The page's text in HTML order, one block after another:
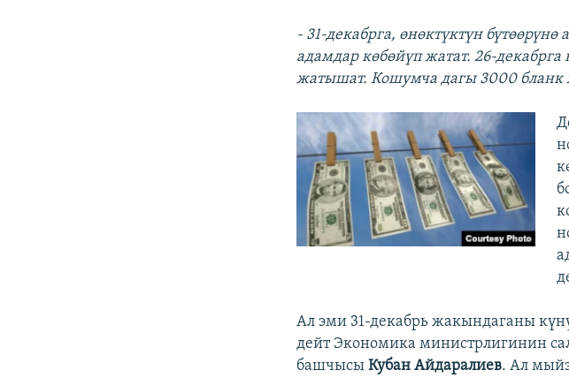
- 31-декабрга, өнөктүктүн бүтөөрүнө
адамдар көбөйүп жатат. 26-
жатышат. Кошумча дагы 3000 бланк
Ал эми 31-декабрь жакындаганы
дейт Экономика министрлигинин
башчысы Кубан Айдаралиев. Ал